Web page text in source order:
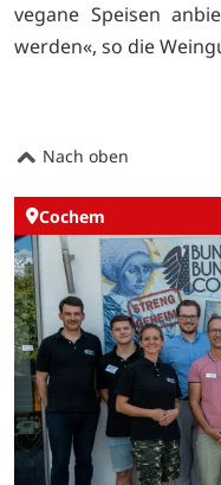
vegane Speisen
werden«, so die
Nach oben
Cochem